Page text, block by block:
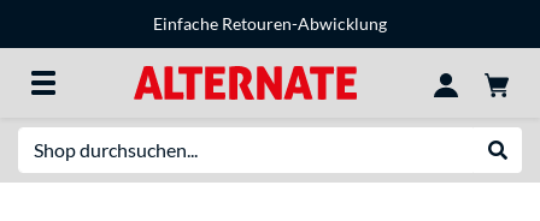
Einfache Retouren-Abwicklung